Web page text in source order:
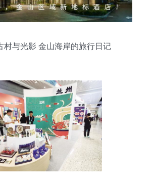
村与光影 金山海岸的旅行日记